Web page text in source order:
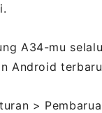
A34-mu
Android
>